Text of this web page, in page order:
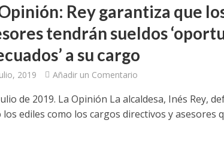
organiza las jornadas “Impactos económicos en Andalucía:
la exposición ‘130 aniversario’ en Las Palmas de Gran Canaria
la exposición ‘130 Años de Luchas y Conquistas’
‘Kim’ lleva la novela gráfica a Saint Gobain Isover
de Sevilla acogerá la exposición 130 aniversario con la
Rey garantiza que
tendrán sueldos
a su cargo
2019 Añadir un Comentario
de 2019. La Opinión La alcaldesa, Inés Rey,
ediles como los cargos directivos y asesores